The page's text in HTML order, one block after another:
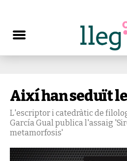
Així han seduït
L'escriptor i catedràtic de
García Gual publica l'assaig
metamorfosis'